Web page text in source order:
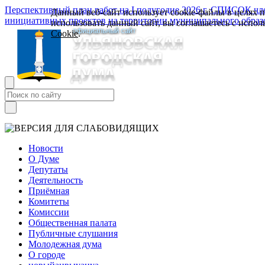
Перспективный план работ на I полугодие 2026 г. СПИСОК
инициативных проектов на территории муниципального
Новости
О Думе
Депутаты
Деятельность
Приёмная
Комитеты
Комиссии
Общественная палата
Публичные слушания
Молодежная дума
О городе
Данный веб-сайт использует cookie-файлы в целях
использовать данный сайт, вы соглашаетесь с
Cookie.